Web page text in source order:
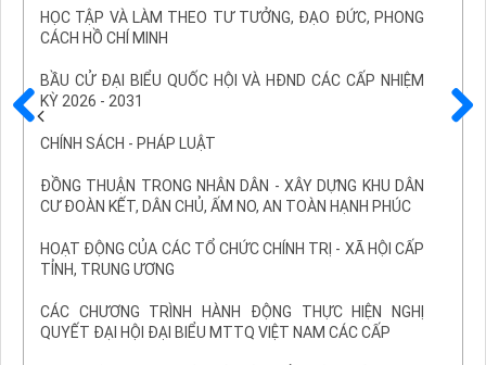
HỌC TẬP VÀ LÀM THEO TƯ TƯỞNG, ĐẠO ĐỨC, PHONG
CÁCH HỒ CHÍ MINH
BẦU CỬ ĐẠI BIỂU QUỐC HỘI VÀ HĐND CÁC CẤP NHIỆM
KỲ 2026 - 2031
CHÍNH SÁCH - PHÁP LUẬT
ĐỒNG THUẬN TRONG NHÂN DÂN - XÂY DỰNG KHU DÂN
CƯ ĐOÀN KẾT, DÂN CHỦ, ẤM NO, AN TOÀN HẠNH PHÚC
HOẠT ĐỘNG CỦA CÁC TỔ CHỨC CHÍNH TRỊ - XÃ HỘI CẤP
TỈNH, TRUNG ƯƠNG
CÁC CHƯƠNG TRÌNH HÀNH ĐỘNG THỰC HIỆN NGHỊ
QUYẾT ĐẠI HỘI ĐẠI BIỂU MTTQ VIỆT NAM CÁC CẤP
Trước